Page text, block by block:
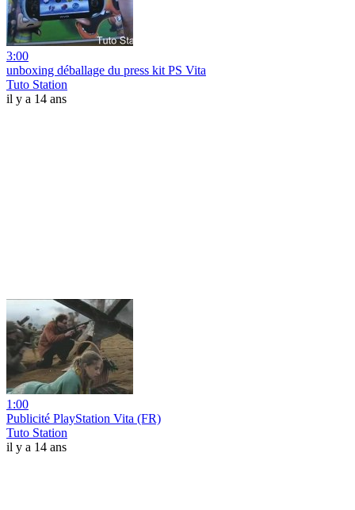
3:00
unboxing déballage du press kit PS Vita
Tuto Station
il y a 14 ans
1:00
Publicité PlayStation Vita (FR)
Tuto Station
il y a 14 ans